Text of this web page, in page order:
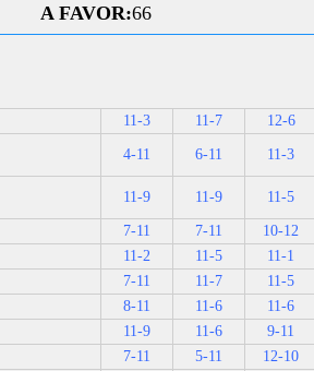
A FAVOR:66
11-3 11-7 12-6
4-11 6-11 11-3
11-9 11-9 11-5
7-11 7-11 10-12
11-2 11-5 11-1
7-11 11-7 11-5
8-11 11-6 11-6
11-9 11-6 9-11
7-11 5-11 12-10